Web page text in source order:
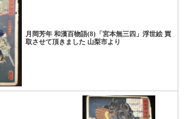
月岡芳年 和漢百物語(8)「宮本無三四」浮世絵 買
取させて頂きました 山梨市より